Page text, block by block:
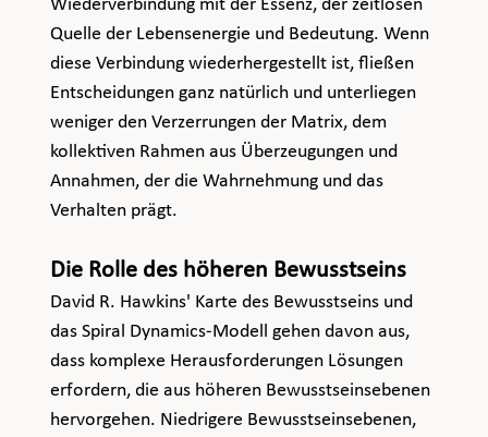
Wiederverbindung mit der Essenz, der zeitlosen
Quelle der Lebensenergie und Bedeutung. Wenn
diese Verbindung wiederhergestellt ist, fließen
Entscheidungen ganz natürlich und unterliegen
weniger den Verzerrungen der Matrix, dem
kollektiven Rahmen aus Überzeugungen und
Annahmen, der die Wahrnehmung und das
Verhalten prägt.
Die Rolle des höheren Bewusstseins
David R. Hawkins' Karte des Bewusstseins und
das Spiral Dynamics-Modell gehen davon aus,
dass komplexe Herausforderungen Lösungen
erfordern, die aus höheren Bewusstseinsebenen
hervorgehen. Niedrigere Bewusstseinsebenen,